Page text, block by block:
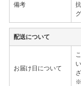
備考
配送について
お届け日について
※